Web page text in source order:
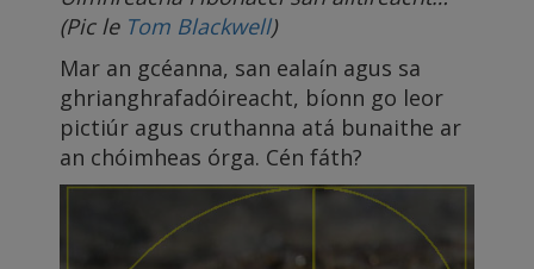
(Pic le Tom Blackwell)
Mar an gcéanna, san ealaín agus sa
ghrianghrafadóireacht, bíonn go leor
pictiúr agus cruthanna atá bunaithe ar
an chóimheas órga. Cén fáth?